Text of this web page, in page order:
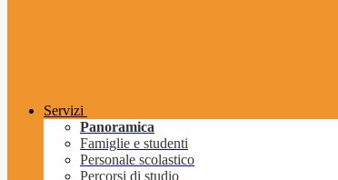
Servizi
Panoramica
Famiglie e studenti
Personale scolastico
Percorsi di studio